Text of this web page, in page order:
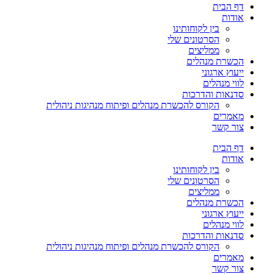
דף הבית
אודות
בין לקוחותינו
הסרטונים שלי
ממליצים
הכשרת מנהלים
ייעוץ ארגוני
לווי מנהלים
סדנאות והדרכות
הקורס להכשרת מנהלים ופיתוח מנהיגות ניהולית
מאמרים
צור קשר
דף הבית
אודות
בין לקוחותינו
הסרטונים שלי
ממליצים
הכשרת מנהלים
ייעוץ ארגוני
לווי מנהלים
סדנאות והדרכות
הקורס להכשרת מנהלים ופיתוח מנהיגות ניהולית
מאמרים
צור קשר